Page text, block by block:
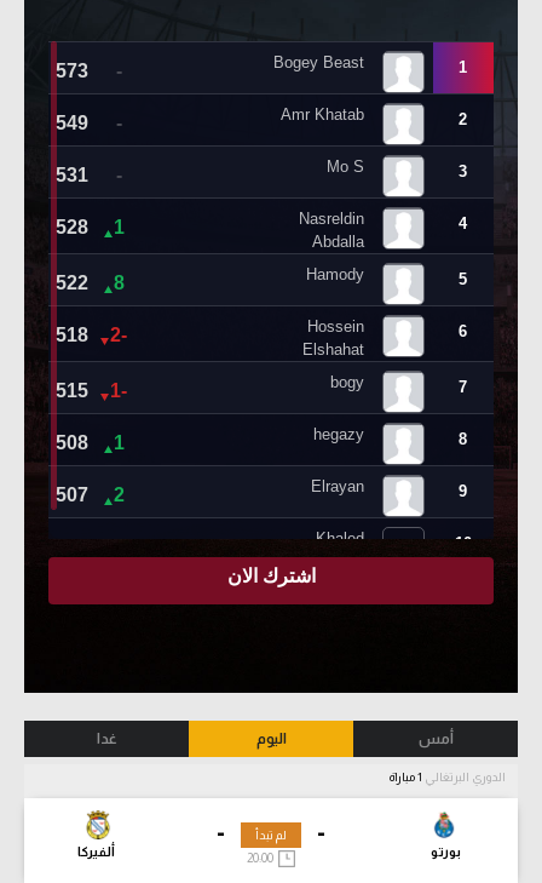
أمس اليوم غدا
الدوري البرتغالي
-
بورتو
-
ألفيركا
لم تبدأ